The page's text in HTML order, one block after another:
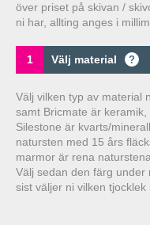
över priset på skivan /
ni har, allting anges i
1 Välj material ?
Välj vilken typ av material
samt Bricmate är
Silestone är kvarts/
natursten med 15 års
marmor är rena
Välj sedan den färg under
sist väljer ni vilken tjocklek